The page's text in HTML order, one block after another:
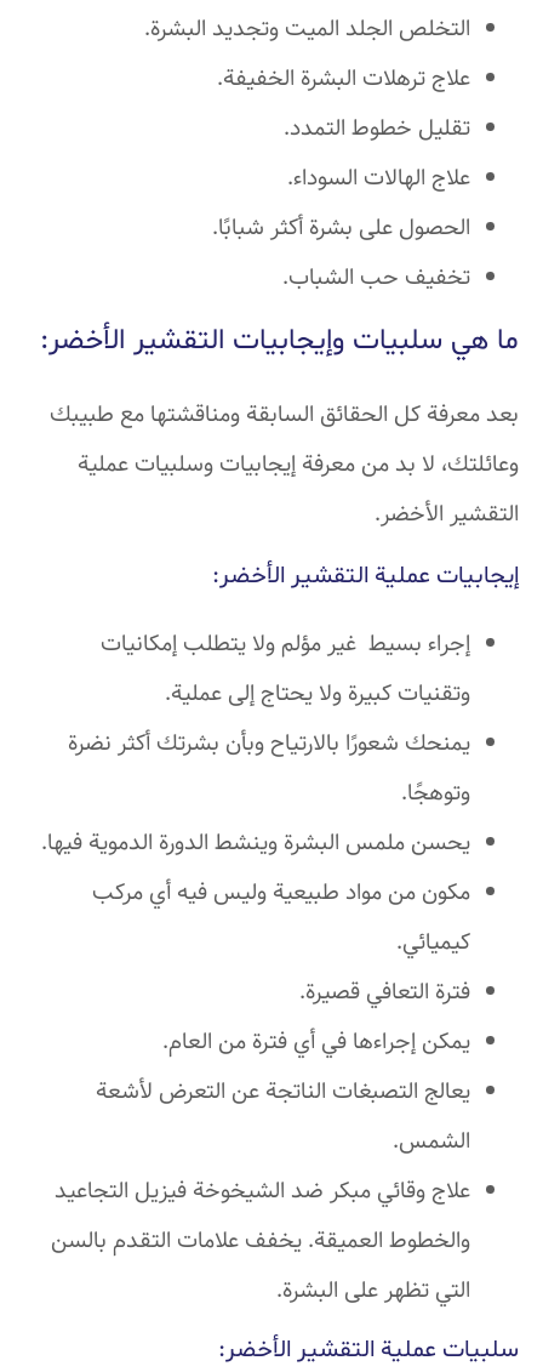
التخلص الجلد الميت وتجديد البشرة.
علاج ترهلات البشرة الخفيفة.
تقليل خطوط التمدد.
علاج الهالات السوداء.
الحصول على بشرة أكثر شبابًا.
تخفيف حب الشباب.
ما هي سلبيات وإيجابيات التقشير الأخضر:
بعد معرفة كل الحقائق السابقة ومناقشتها مع طبيبك
وعائلتك، لا بد من معرفة إيجابيات وسلبيات عملية
التقشير الأخضر.
إيجابيات عملية التقشير الأخضر:
إجراء بسيط غير مؤلم ولا يتطلب إمكانيات
وتقنيات كبيرة ولا يحتاج إلى عملية.
يمنحك شعورًا بالارتياح وبأن بشرتك أكثر نضرة
وتوهجًا.
يحسن ملمس البشرة وينشط الدورة الدموية فيها.
مكون من مواد طبيعية وليس فيه أي مركب
كيميائي.
فترة التعافي قصيرة.
يمكن إجراءها في أي فترة من العام.
يعالج التصبغات الناتجة عن التعرض لأشعة
الشمس.
علاج وقائي مبكر ضد الشيخوخة فيزيل التجاعيد
والخطوط العميقة. يخفف علامات التقدم بالسن
التي تظهر على البشرة.
سلبيات عملية التقشير الأخضر: